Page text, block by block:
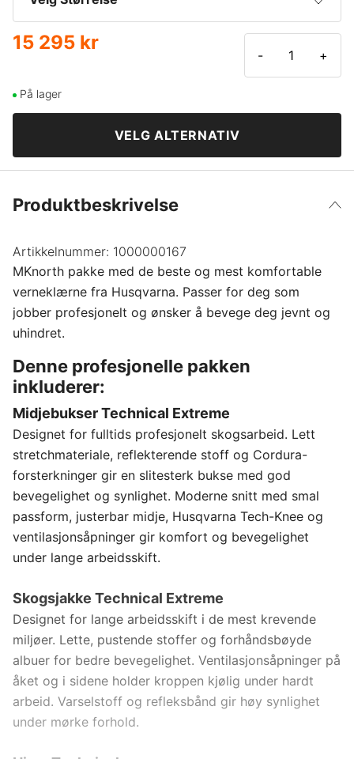
XXL
M +7 cm
L
L +7 cm
XXXL
37
38
39
43
44
45
46
47
48
8
9
15 295 kr
- +
På lager
VELG ALTERNATIV
Produktbeskrivelse
Artikkelnummer: 1000000167
MKnorth pakke med de beste og mest komfortable
verneklærne fra Husqvarna. Passer for deg som
jobber profesjonelt og ønsker å bevege deg jevnt og
uhindret.
Denne profesjonelle pakken
inkluderer:
Midjebukser Technical Extreme
Designet for fulltids profesjonelt skogsarbeid. Lett
stretchmateriale, reflekterende stoff og Cordura-
forsterkninger gir en slitesterk bukse med god
bevegelighet og synlighet. Moderne snitt med smal
passform, justerbar midje, Husqvarna Tech-Knee og
ventilasjonsåpninger gir komfort og bevegelighet
under lange arbeidsskift.
Skogsjakke Technical Extreme
Designet for lange arbeidsskift i de mest krevende
miljøer. Lette, pustende stoffer og forhåndsbøyde
albuer for bedre bevegelighet. Ventilasjonsåpninger på
åket og i sidene holder kroppen kjølig under hardt
arbeid. Varselstoff og refleksbånd gir høy synlighet
under mørke forhold.